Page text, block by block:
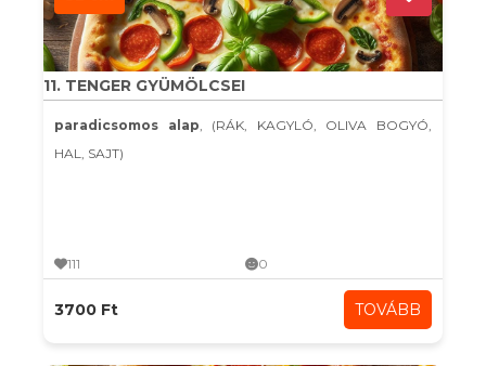
11. TENGER GYÜMÖLCSEI
paradicsomos alap, (RÁK, KAGYLÓ, OLIVA BOGYÓ,
HAL, SAJT)
111 0
3700 Ft TOVÁBB